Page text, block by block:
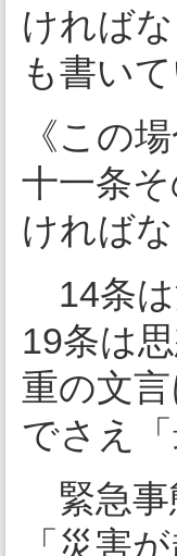
ければ
も書いて
《この
十一条
ければな
14条は
19条は
重の文
でさえ
緊急事
「災害